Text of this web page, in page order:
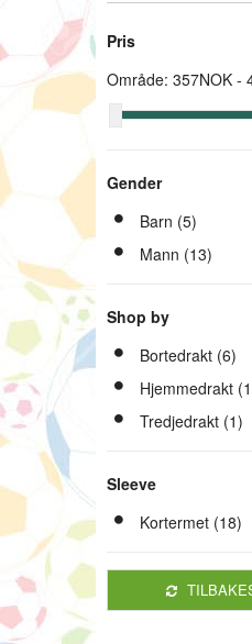
Pris
Område: 357NOK -
Gender
Barn (5)
Mann (13)
Shop by
Bortedrakt (6)
Hjemmedrakt
Tredjedrakt (1)
Sleeve
Kortermet (18)